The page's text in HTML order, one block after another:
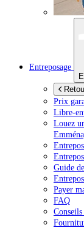
Entreposage
Prix
Libre-
Louez
Guide
Payer
FAQ